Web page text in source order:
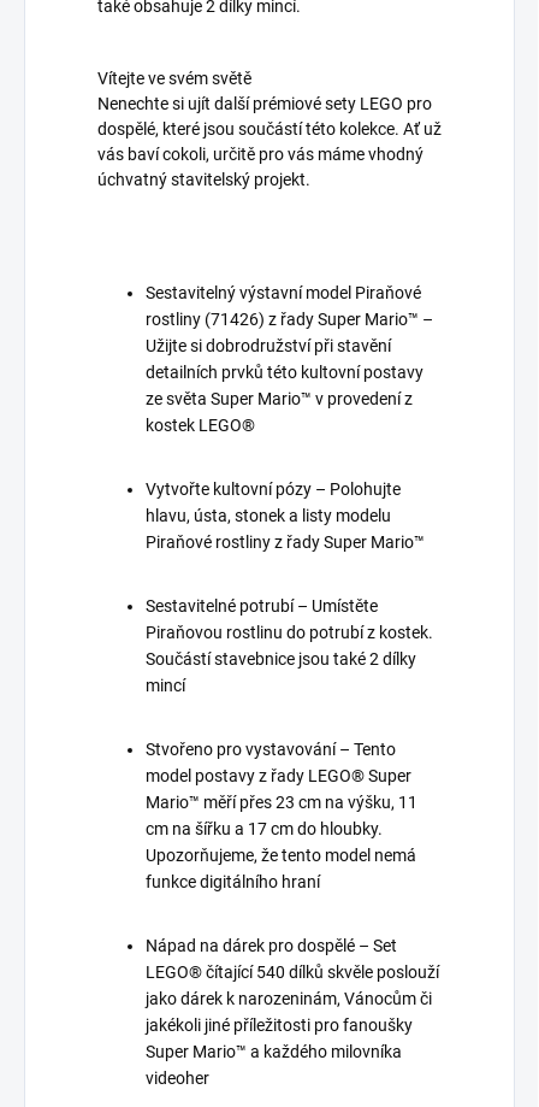
také obsahuje 2 dílky mincí.
Vítejte ve svém světě
Nenechte si ujít další prémiové sety LEGO pro
dospělé, které jsou součástí této kolekce. Ať už
vás baví cokoli, určitě pro vás máme vhodný
úchvatný stavitelský projekt.
Sestavitelný výstavní model Piraňové
rostliny (71426) z řady Super Mario™ –
Užijte si dobrodružství při stavění
detailních prvků této kultovní postavy
ze světa Super Mario™ v provedení z
kostek LEGO®
Vytvořte kultovní pózy – Polohujte
hlavu, ústa, stonek a listy modelu
Piraňové rostliny z řady Super Mario™
Sestavitelné potrubí – Umístěte
Piraňovou rostlinu do potrubí z kostek.
Součástí stavebnice jsou také 2 dílky
mincí
Stvořeno pro vystavování – Tento
model postavy z řady LEGO® Super
Mario™ měří přes 23 cm na výšku, 11
cm na šířku a 17 cm do hloubky.
Upozorňujeme, že tento model nemá
funkce digitálního hraní
Nápad na dárek pro dospělé – Set
LEGO® čítající 540 dílků skvěle poslouží
jako dárek k narozeninám, Vánocům či
jakékoli jiné příležitosti pro fanoušky
Super Mario™ a každého milovníka
videoher